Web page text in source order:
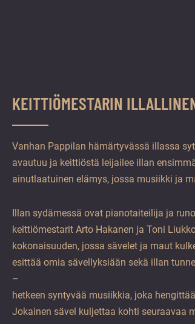
KEITTIÖMESTARIN
Vanhan Pappilan hämärtyvässä illassa
avautuu ja keittiöstä leijailee illan
ainutlaatuinen elämys, jossa musiikki ja
Illan sydämessä ovat pianotaiteilija ja
keittiömestarit Arto Hakanen ja Toni
kokonaisuuden, jossa sävelet ja maut
esittää omia sävellyksiään sekä illan
–
hetkeen syntyvää musiikkia, joka
Jokainen sävel kuljettaa kohti seuraavaa